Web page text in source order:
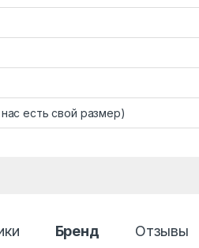
есть свой размер)
Бренд Отзывы